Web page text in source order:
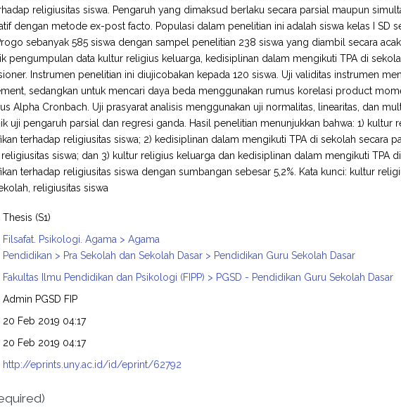
religiusitas siswa. Pengaruh yang dimaksud berlaku secara parsial maupun
dengan metode ex-post facto. Populasi dalam penelitian ini adalah siswa kelas I SD
sebanyak 585 siswa dengan sampel penelitian 238 siswa yang diambil secara
pengumpulan data kultur religius keluarga, kedisiplinan dalam mengikuti TPA di
Instrumen penelitian ini diujicobakan kepada 120 siswa. Uji validitas instrumen
sedangkan untuk mencari daya beda menggunakan rumus korelasi product
Alpha Cronbach. Uji prasyarat analisis menggunakan uji normalitas, linearitas, dan
uji pengaruh parsial dan regresi ganda. Hasil penelitian menunjukkan bahwa: 1) kultur
terhadap religiusitas siswa; 2) kedisiplinan dalam mengikuti TPA di sekolah secara
siswa; dan 3) kultur religius keluarga dan kedisiplinan dalam mengikuti TPA
terhadap religiusitas siswa dengan sumbangan sebesar 5,2%. Kata kunci: kultur
religiusitas siswa
Thesis (S1)
Filsafat. Psikologi. Agama > Agama
Pendidikan > Pra Sekolah dan Sekolah Dasar > Pendidikan Guru Sekolah Dasar
Fakultas Ilmu Pendidikan dan Psikologi (FIPP) > PGSD - Pendidikan Guru Sekolah Dasar
Admin PGSD FIP
20 Feb 2019 04:17
20 Feb 2019 04:17
http://eprints.uny.ac.id/id/eprint/62792